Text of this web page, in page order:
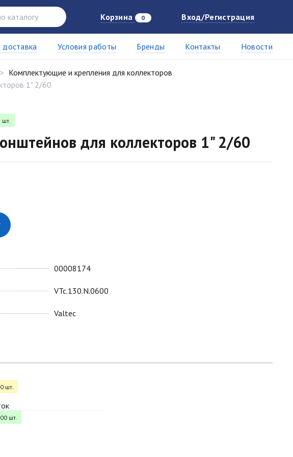
Корзина 0 Вход/Регистрация
Условия работы Бренды Контакты Новости
Комплектующие и крепления для коллекторов
1" 2/60
для коллекторов 1" 2/60
00008174
VTc.130.N.0600
Valtec
шт.
шт.